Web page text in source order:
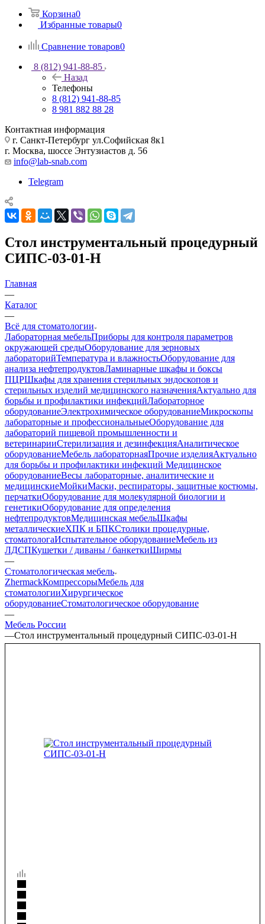
Корзина0
Избранные товары0
Сравнение товаров0
8 (812) 941-88-85
Назад
Телефоны
8 (812) 941-88-85
8 981 882 88 28
Контактная информация
г. Санкт-Петербург ул.Софийская 8к1
г. Москва, шоссе Энтузиастов д. 56
info@lab-snab.com
Telegram
Стол инструментальный процедурный
СИПС-03-01-Н
Главная
—
Каталог
—
Всё для стоматологии
Лабораторная мебельПриборы для контроля параметров
окружающей средыОборудование для зерновых
лабораторийТемпература и влажностьОборудование для
анализа нефтепродуктовЛаминарные шкафы и боксы
ПЦРШкафы для хранения стерильных эндоскопов и
стерильных изделий медицинского назначенияАктуально для
борьбы и профилактики инфекцийЛабораторное
оборудованиеЭлектрохимическое оборудованиеМикроскопы
лабораторные и профессиональныеОборудование для
лабораторий пищевой промышленности и
ветеринарииСтерилизация и дезинфекцияАналитическое
оборудованиеМебель лабораторнаяПрочие изделияАктуально
для борьбы и профилактики инфекций Медицинское
оборудованиеВесы лабораторные, аналитические и
медицинскиеМойкиМаски, респираторы, защитные костюмы,
перчаткиОборудование для молекулярной биологии и
генетикиОборудование для определения
нефтепродуктовМедицинская мебельШкафы
металлическиеХПК и БПКСтолики процедурные,
стоматологаИспытательное оборудованиеМебель из
ЛДСПКушетки / диваны / банкеткиШирмы
—
Стоматологическая мебель
ZhermackКомпрессорыМебель для
стоматологииХирургическое
оборудованиеСтоматологическое оборудование
—
Мебель России
—Стол инструментальный процедурный СИПС-03-01-Н